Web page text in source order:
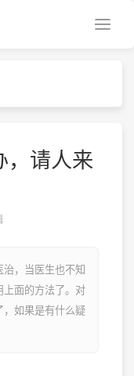
，请人来
，当医生也不知
上面的方法了。对
，如果是有什么疑